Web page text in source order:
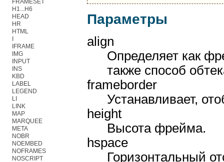
FRAMESET
H1...H6
HEAD
HR
HTML
IFRAME
IMG
INPUT
INS
KBD
LABEL
LEGEND
LI
LINK
MAP
MARQUEE
META
NOBR
NOEMBED
NOFRAMES
NOSCRIPT
Параметры
align
Определяет как
также способ
frameborder
Устанавливает,
height
Высота фрейма.
hspace
Горизонтальный